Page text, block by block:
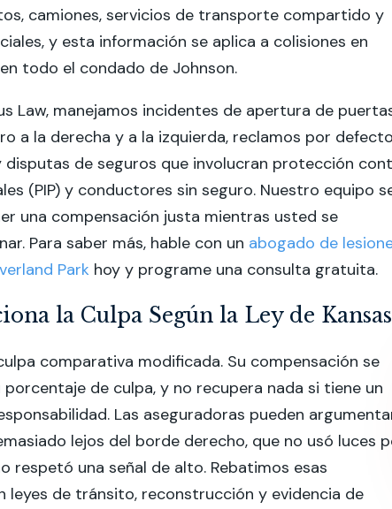
camiones, servicios de transporte compartido y
y esta información se aplica a colisiones en
todo el condado de Johnson.
Law, manejamos incidentes de apertura de
a la derecha y a la izquierda, reclamos por
disputas de seguros que involucran protección
(PIP) y conductores sin seguro. Nuestro equipo
una compensación justa mientras usted se
Para saber más, hable con un abogado de
Park hoy y programe una consulta gratuita.
la Culpa Según la Ley de Kansas
comparativa modificada. Su compensación se
porcentaje de culpa, y no recupera nada si tiene un
Las aseguradoras pueden
lejos del borde derecho, que no usó luces
respetó una señal de alto. Rebatimos esas
leyes de tránsito, reconstrucción y evidencia de